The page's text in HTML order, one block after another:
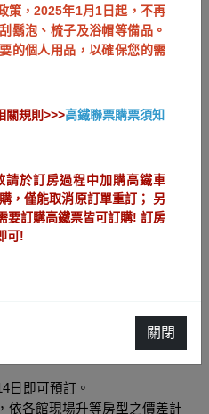
天前提早預訂即可享有超值
日即可預訂。
依各館現場升等房型之價差計
策，2025年1月1日起，不再
鬍泡、梳子及浴帽等備品。
的個人用品，以確保您的需
關規則>>>高鐵聯票購票須知
於訂房過程中加購高鐵車
，僅能取消原訂單重訂； 另
要訂購高鐵票皆可訂購! 訂房
可!
關閉